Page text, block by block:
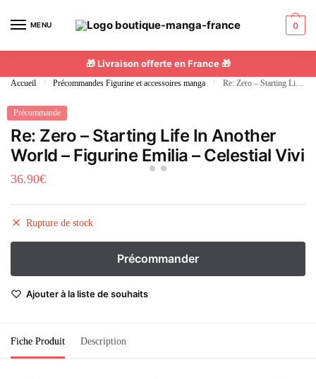
MENU 0
🎁 Livraison offerte en France 🎁
Accueil / Précommandes Figurine et accessoires manga / Re: Zero – Starting Life In Another World – Figurine Emilia – Celestial Vivi
Précommande
Re: Zero – Starting Life In Another
World – Figurine Emilia – Celestial Vivi
36.90€
Rupture de stock
Ajouter à la liste de souhaits
Fiche Produit Description